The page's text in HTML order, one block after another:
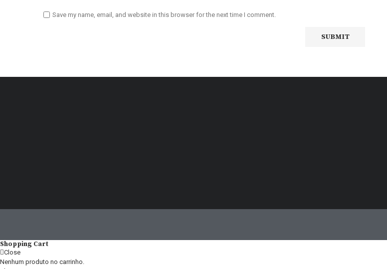
Save my name, email, and website in this browser for the next time I comment.
Shopping Cart
Close
Nenhum produto no carrinho.